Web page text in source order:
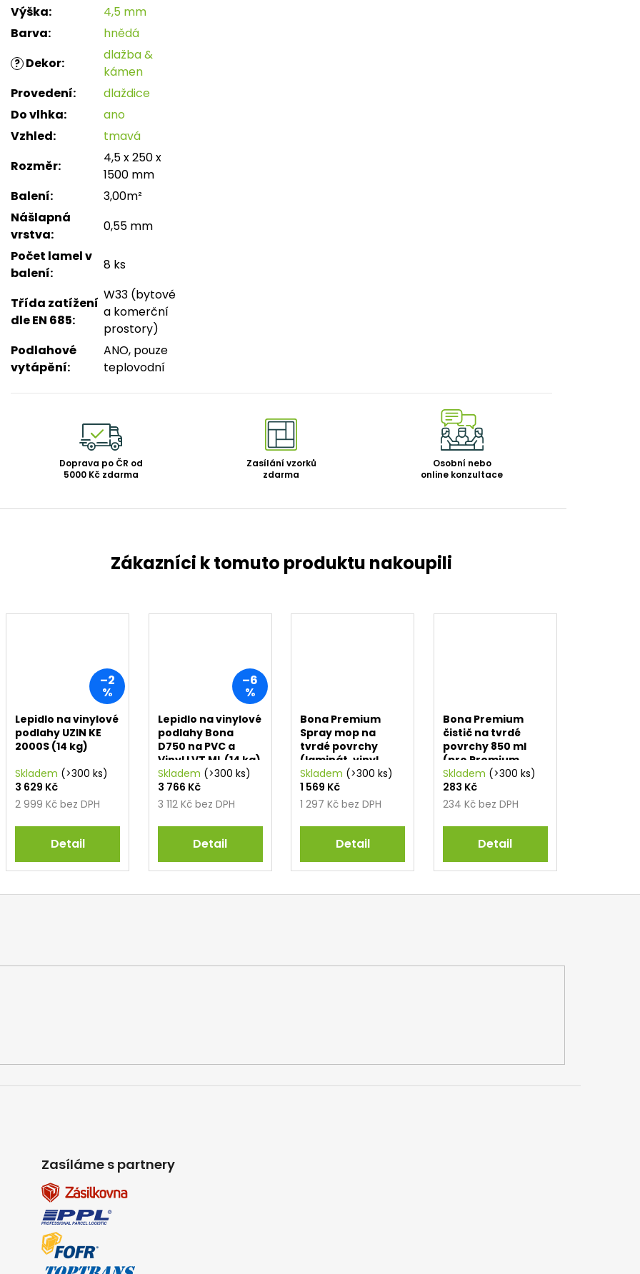
Výška:
4,5 mm
Barva: hnědá
? Dekor:
dlažba &
kámen
Provedení:
dlaždice
Do vlhka:
ano
Vzhled:
tmavá
Rozměr:
4,5 x 250 x
1500 mm
Balení:
3,00m²
Nášlapná
vrstva:
0,55 mm
Počet lamel v
balení:
8 ks
Třída zatížení
dle EN 685:
W33 (bytové
a komerční
prostory)
Podlahové
vytápění:
ANO, pouze
teplovodní
Doprava po ČR od
5000 Kč zdarma
Zasílání vzorků
zdarma
Osobní nebo
online konzultace
–2
%
Lepidlo na vinylové
podlahy UZIN KE
2000S (14 kg)
Skladem (>300 ks)
2 999 Kč bez DPH
3 629 Kč
Detail
–6
%
Lepidlo na vinylové
podlahy Bona
D750 na PVC a
Vinyl LVT ML (14 kg)
Skladem (>300 ks)
3 112 Kč bez DPH
3 766 Kč
Detail
Bona Premium
Spray mop na
tvrdé povrchy
(laminát, vinyl,
dlažba)
Skladem (>300 ks)
1 297 Kč bez DPH
1 569 Kč
Detail
Bona Premium
čistič na tvrdé
povrchy 850 ml
(pro Premium
Spray mop)
Skladem (>300 ks)
234 Kč bez DPH
283 Kč
Detail
Zasíláme s partnery